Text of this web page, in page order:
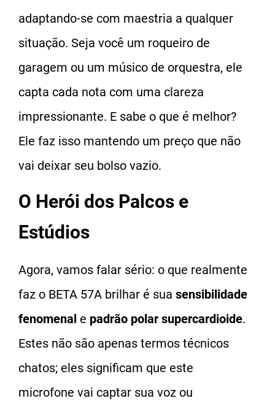
adaptando-se com maestria a qualquer
situação. Seja você um roqueiro de
garagem ou um músico de orquestra, ele
capta cada nota com uma clareza
impressionante. E sabe o que é melhor?
Ele faz isso mantendo um preço que não
vai deixar seu bolso vazio.
O Herói dos Palcos e
Estúdios
Agora, vamos falar sério: o que realmente
faz o BETA 57A brilhar é sua sensibilidade
fenomenal e padrão polar supercardioide.
Estes não são apenas termos técnicos
chatos; eles significam que este
microfone vai captar sua voz ou